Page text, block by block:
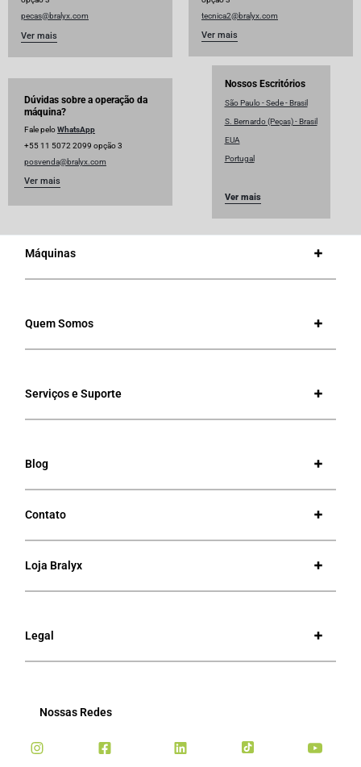
pecas@bralyx.com
Ver mais
tecnica2@bralyx.com
Ver mais
Dúvidas sobre a operação da
máquina?
Fale peloWhatsApp
+55 11 5072 2099 opção 3
posvenda@bralyx.com
Ver mais
Nossos Escritórios
São Paulo - Sede - Brasil
S. Bernardo (Peças) - Brasil
EUA
Portugal
Ver mais
Máquinas
Quem Somos
Serviços e Suporte
Blog
Contato
Loja Bralyx
Legal
Nossas Redes